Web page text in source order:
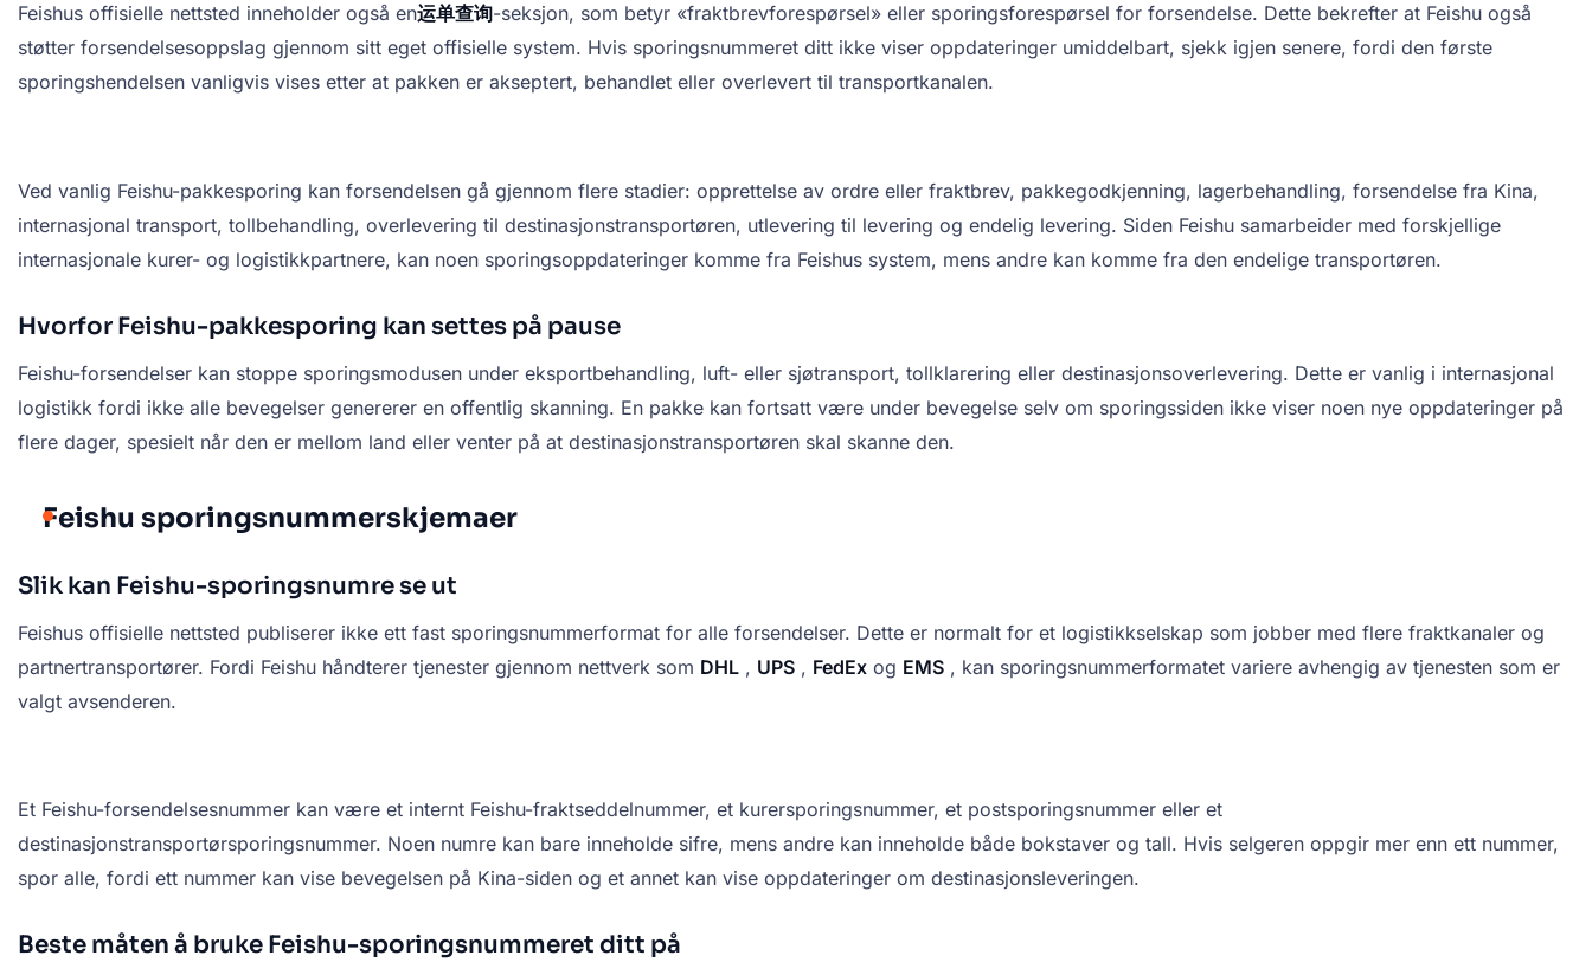
Feishus offisielle nettsted inneholder også en运单查询-seksjon, som betyr «fraktbrevforespørsel» eller sporingsforespørsel for forsendelse. Dette bekrefter at Feishu også
støtter forsendelsesoppslag gjennom sitt eget offisielle system. Hvis sporingsnummeret ditt ikke viser oppdateringer umiddelbart, sjekk igjen senere, fordi den første
sporingshendelsen vanligvis vises etter at pakken er akseptert, behandlet eller overlevert til transportkanalen.
Ved vanlig Feishu-pakkesporing kan forsendelsen gå gjennom flere stadier: opprettelse av ordre eller fraktbrev, pakkegodkjenning, lagerbehandling, forsendelse fra Kina,
internasjonal transport, tollbehandling, overlevering til destinasjonstransportøren, utlevering til levering og endelig levering. Siden Feishu samarbeider med forskjellige
internasjonale kurer- og logistikkpartnere, kan noen sporingsoppdateringer komme fra Feishus system, mens andre kan komme fra den endelige transportøren.
Hvorfor Feishu-pakkesporing kan settes på pause
Feishu-forsendelser kan stoppe sporingsmodusen under eksportbehandling, luft- eller sjøtransport, tollklarering eller destinasjonsoverlevering. Dette er vanlig i internasjonal
logistikk fordi ikke alle bevegelser genererer en offentlig skanning. En pakke kan fortsatt være under bevegelse selv om sporingssiden ikke viser noen nye oppdateringer på
flere dager, spesielt når den er mellom land eller venter på at destinasjonstransportøren skal skanne den.
Feishu sporingsnummerskjemaer
Slik kan Feishu-sporingsnumre se ut
Feishus offisielle nettsted publiserer ikke ett fast sporingsnummerformat for alle forsendelser. Dette er normalt for et logistikkselskap som jobber med flere fraktkanaler og
partnertransportører. Fordi Feishu håndterer tjenester gjennom nettverk som DHL , UPS , FedEx og EMS , kan sporingsnummerformatet variere avhengig av tjenesten som er
valgt avsenderen.
Et Feishu-forsendelsesnummer kan være et internt Feishu-fraktseddelnummer, et kurersporingsnummer, et postsporingsnummer eller et
destinasjonstransportørsporingsnummer. Noen numre kan bare inneholde sifre, mens andre kan inneholde både bokstaver og tall. Hvis selgeren oppgir mer enn ett nummer,
spor alle, fordi ett nummer kan vise bevegelsen på Kina-siden og et annet kan vise oppdateringer om destinasjonsleveringen.
Beste måten å bruke Feishu-sporingsnummeret ditt på